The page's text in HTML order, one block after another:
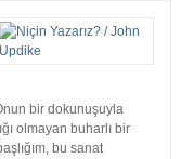
bir dokunuşuyla
olmayan buharlı bir
bu sanat